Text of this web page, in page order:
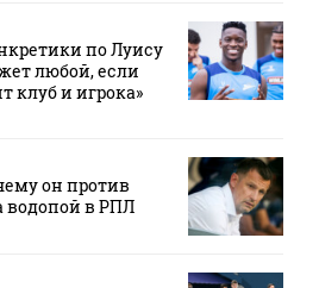
по Луису
любой, если
клуб и игрока»
он против
водопой в РПЛ